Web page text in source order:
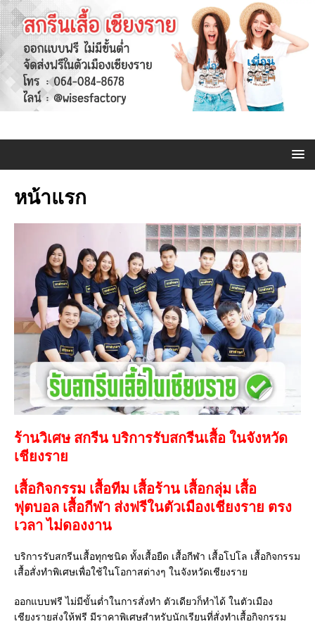
หน้าแรก
ร้านวิเศษ สกรีน บริการรับสกรีนเสื้อ ในจังหวัด
เชียงราย
เสื้อกิจกรรม เสื้อทีม เสื้อร้าน เสื้อกลุ่ม เสื้อ
ฟุตบอล เสื้อกีฬา ส่งฟรีในตัวเมืองเชียงราย ตรง
เวลา ไม่ดองงาน
บริการรับสกรีนเสื้อทุกชนิด ทั้งเสื้อยืด เสื้อกีฬา เสื้อโปโล เสื้อกิจกรรม
เสื้อสั่งทำพิเศษเพื่อใช้ในโอกาสต่างๆ ในจังหวัดเชียงราย
ออกแบบฟรี ไม่มีขั้นต่ำในการสั่งทำ ตัวเดียวก็ทำได้ ในตัวเมือง
เชียงรายส่งให้ฟรี มีราคาพิเศษสำหรับนักเรียนที่สั่งทำเสื้อกิจกรรม